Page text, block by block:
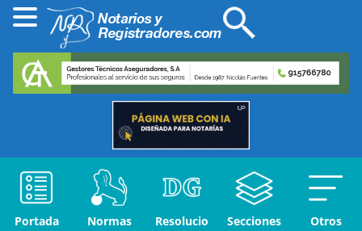
Portada Normas
Resolucio
Secciones Otros